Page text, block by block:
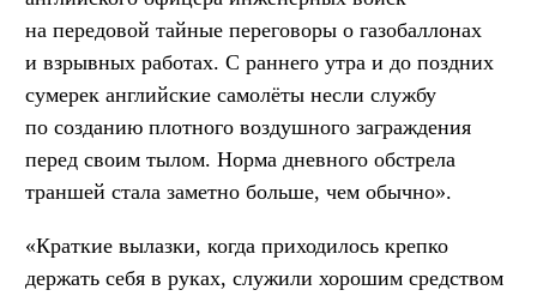
на передовой тайные переговоры о газобаллонах
и взрывных работах. С раннего утра и до поздних
сумерек английские самолёты несли службу
по созданию плотного воздушного заграждения
перед своим тылом. Норма дневного обстрела
траншей стала заметно больше, чем обычно».
«Краткие вылазки, когда приходилось крепко
держать себя в руках, служили хорошим средством